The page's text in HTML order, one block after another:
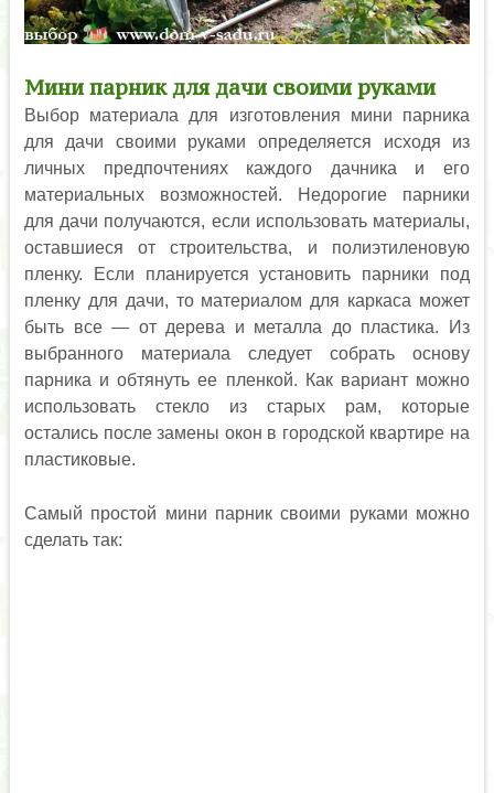
Мини парник для дачи своими руками
Выбор материала для изготовления мини парника
для дачи своими руками определяется исходя из
личных предпочтениях каждого дачника и его
материальных возможностей. Недорогие парники
для дачи получаются, если использовать материалы,
оставшиеся от строительства, и полиэтиленовую
пленку. Если планируется установить парники под
пленку для дачи, то материалом для каркаса может
быть все — от дерева и металла до пластика. Из
выбранного материала следует собрать основу
парника и обтянуть ее пленкой. Как вариант можно
использовать стекло из старых рам, которые
остались после замены окон в городской квартире на
пластиковые.
Самый простой мини парник своими руками можно
сделать так: